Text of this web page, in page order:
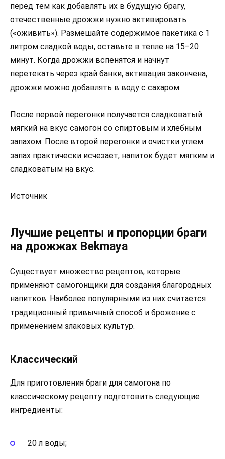
перед тем как добавлять их в будущую брагу,
отечественные дрожжи нужно активировать
(«оживить»). Размешайте содержимое пакетика с 1
литром сладкой воды, оставьте в тепле на 15–20
минут. Когда дрожжи вспенятся и начнут
перетекать через край банки, активация закончена,
дрожжи можно добавлять в воду с сахаром.
После первой перегонки получается сладковатый
мягкий на вкус самогон со спиртовым и хлебным
запахом. После второй перегонки и очистки углем
запах практически исчезает, напиток будет мягким и
сладковатым на вкус.
Источник
Лучшие рецепты и пропорции браги
на дрожжах Bekmaya
Существует множество рецептов, которые
применяют самогонщики для создания благородных
напитков. Наиболее популярными из них считается
традиционный привычный способ и брожение с
применением злаковых культур.
Классический
Для приготовления браги для самогона по
классическому рецепту подготовить следующие
ингредиенты:
20 л воды;